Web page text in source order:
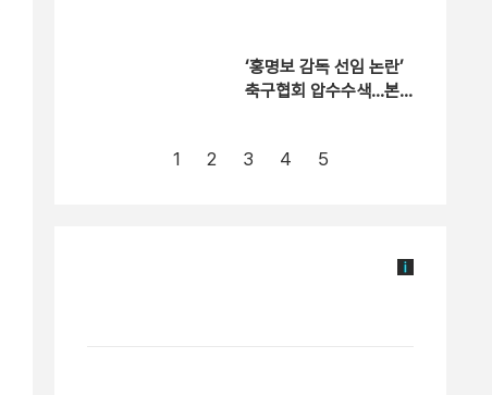
‘홍명보 감독 선임 논란’
축구협회 압수수색…본
1 2 3 4 5